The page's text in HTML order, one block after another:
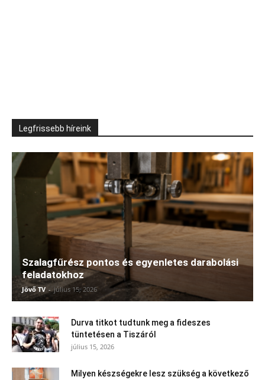
Legfrissebb híreink
Szalagfűrész pontos és egyenletes darabolási
feladatokhoz
Jövő TV - július 15, 2026
Durva titkot tudtunk meg a fideszes
tüntetésen a Tiszáról
július 15, 2026
Milyen készségekre lesz szükség a következő